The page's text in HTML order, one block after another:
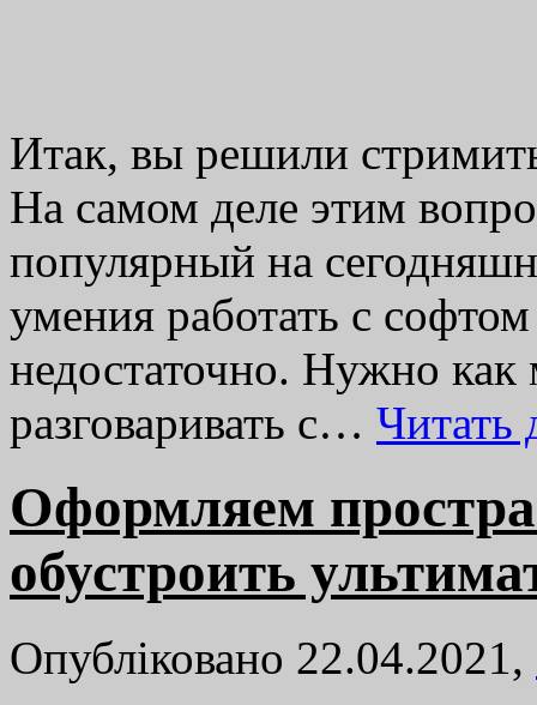
Итак, вы решили
На самом деле этим
популярный на
умения работать с
недостаточно. Нужно
разговаривать с…
Оформляем
обустроить
Опубліковано 22.04.2021,